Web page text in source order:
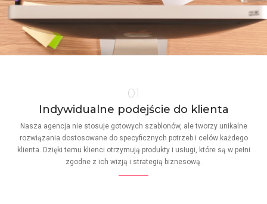
01
Indywidualne podejście do klienta
Nasza agencja nie stosuje gotowych szablonów, ale tworzy unikalne
rozwiązania dostosowane do specyficznych potrzeb i celów każdego
klienta. Dzięki temu klienci otrzymują produkty i usługi, które są w pełni
zgodne z ich wizją i strategią biznesową.